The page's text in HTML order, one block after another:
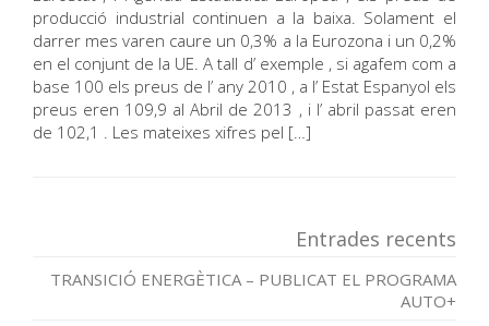
producció industrial continuen a la baixa. Solament el
darrer mes varen caure un 0,3% a la Eurozona i un 0,2%
en el conjunt de la UE. A tall d’ exemple , si agafem com a
base 100 els preus de l’ any 2010 , a l’ Estat Espanyol els
preus eren 109,9 al Abril de 2013 , i l’ abril passat eren
de 102,1 . Les mateixes xifres pel […]
Entrades recents
TRANSICIÓ ENERGÈTICA – PUBLICAT EL PROGRAMA
AUTO+